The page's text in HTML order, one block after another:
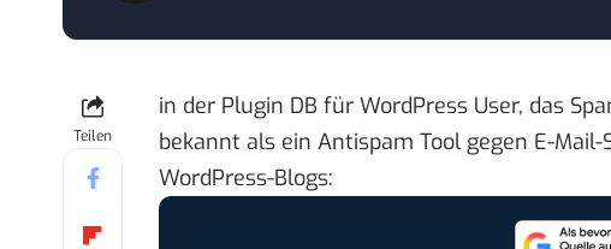
Teilen
in der Plugin DB für WordPress User, das
bekannt als ein Antispam Tool gegen E-
WordPress-Blogs: